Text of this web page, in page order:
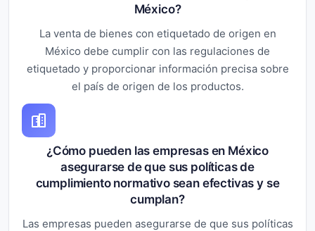
México?
La venta de bienes con etiquetado de origen en
México debe cumplir con las regulaciones de
etiquetado y proporcionar información precisa sobre
el país de origen de los productos.
¿Cómo pueden las empresas en México
asegurarse de que sus políticas de
cumplimiento normativo sean efectivas y se
cumplan?
Las empresas pueden asegurarse de que sus políticas